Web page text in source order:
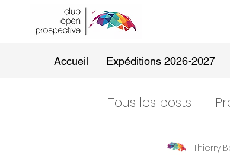
Accueil Expéditions 2026-2027
Tous les posts
Thierry